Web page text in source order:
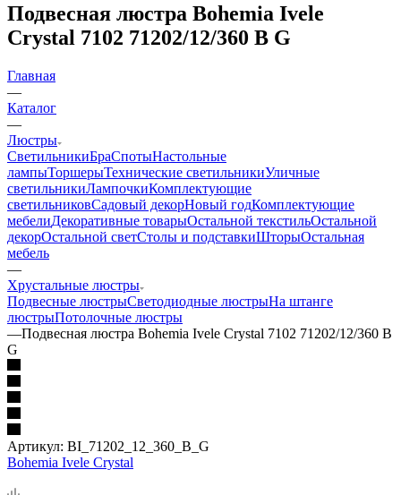
Подвесная люстра Bohemia Ivele
Crystal 7102 71202/12/360 B G
Главная
—
Каталог
—
Люстры
СветильникиБраСпотыНастольные
лампыТоршерыТехнические светильникиУличные
светильникиЛампочкиКомплектующие
светильниковСадовый декорНовый годКомплектующие
мебелиДекоративные товарыОстальной текстильОстальной
декорОстальной светСтолы и подставкиШторыОстальная
мебель
—
Хрустальные люстры
Подвесные люстрыСветодиодные люстрыНа штанге
люстрыПотолочные люстры
—Подвесная люстра Bohemia Ivele Crystal 7102 71202/12/360 B
G
Артикул: BI_71202_12_360_B_G
Bohemia Ivele Crystal